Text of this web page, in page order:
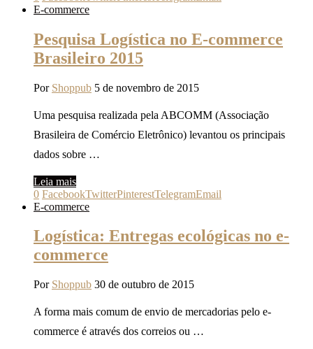
E-commerce
Pesquisa Logística no E-commerce
Brasileiro 2015
Por Shoppub 5 de novembro de 2015
Uma pesquisa realizada pela ABCOMM (Associação
Brasileira de Comércio Eletrônico) levantou os principais
dados sobre …
Leia mais
0 FacebookTwitterPinterestTelegramEmail
E-commerce
Logística: Entregas ecológicas no e-
commerce
Por Shoppub 30 de outubro de 2015
A forma mais comum de envio de mercadorias pelo e-
commerce é através dos correios ou …